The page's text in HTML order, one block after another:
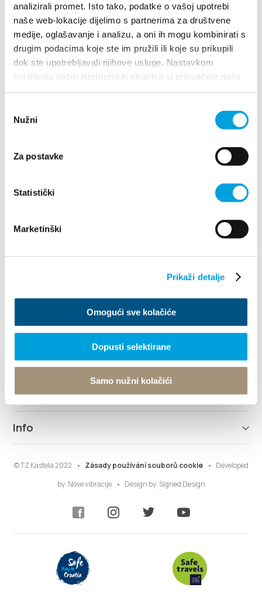
analizirali promet. Isto tako, podatke o vašoj upotrebi
naše web-lokacije dijelimo s partnerima za društvene
medije, oglašavanje i analizu, a oni ih mogu kombinirati s
drugim podacima koje ste im pružili ili koje su prikupili
dok ste upotrebljavali njihove usluge. Nastavkom
korištenja naših internetskih stranica vi prihvaćate našu
pristanka
Nužni
Za postavke
Statistički
Marketinški
Prikaži detalje
Omogući sve kolačiće
Dopusti selektirane
Samo nužni kolačići
Villa Nika, Kamberovo šetalište 30,
21216 Kaštel Stari, Hrvatska
Wskazówki
info@kastela-info.hr
Prozkoumej
Destinace
Co dělat
Info
© TZ Kastela 2022 Zásady používání souborů cookie
Developed
by: Nove vibracije Design by: Signed Design